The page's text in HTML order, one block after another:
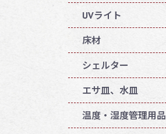
UVライト
床材
シェルター
エサ皿、水皿
温度・湿度管理用品